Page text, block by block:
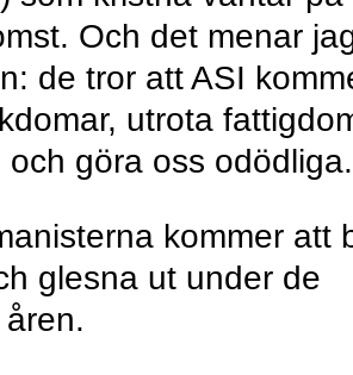
Och det menar
de tror att ASI
utrota
och göra oss odödliga.
kommer att
glesna ut under de